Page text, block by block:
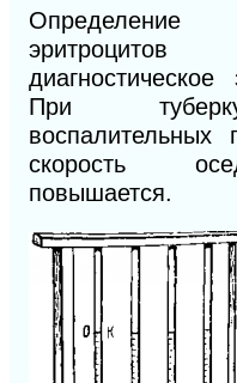
Определение
При
воспалительных
скорость
повышается.